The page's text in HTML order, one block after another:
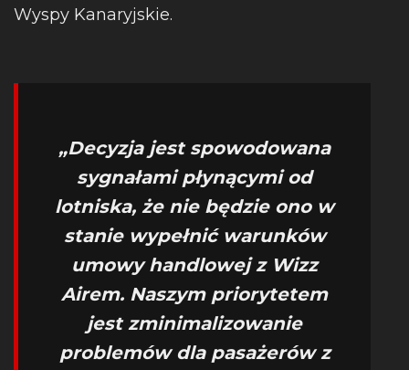
Wyspy Kanaryjskie.
„Decyzja jest spowodowana
sygnałami płynącymi od
lotniska, że nie będzie ono w
stanie wypełnić warunków
umowy handlowej z Wizz
Airem. Naszym priorytetem
jest zminimalizowanie
problemów dla pasażerów z